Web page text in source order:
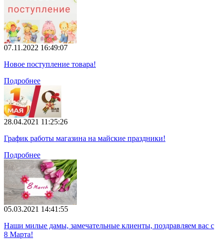
07.11.2022 16:49:07
Новое поступление товара!
Подробнее
28.04.2021 11:25:26
График работы магазина на майские праздники!
Подробнее
05.03.2021 14:41:55
Наши милые дамы, замечательные клиенты, поздравляем вас с
8 Марта!